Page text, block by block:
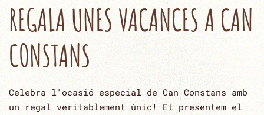
REGALA UNES VACANCES A CAN
CONSTANS
Celebra l'ocasió especial de Can Constans amb
un regal veritablement únic! Et presentem el